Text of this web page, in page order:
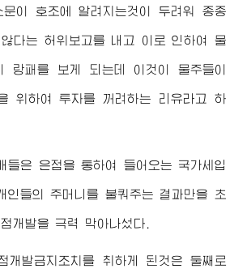
이 호조에 알려지는것이 두려워 종종
다는 허위보고를 내고 이로 인하여 물
랑패를 보게 되는데 이것이 물주들이
위하여 투자를 꺼려하는 리유라고 하
들은 은점을 통하여 들어오는 국가세입
인들의 주머니를 불쿼주는 결과만을 초
개발을 극력 막아나섰다.
개발금지조치를 취하게 된것은 둘째로